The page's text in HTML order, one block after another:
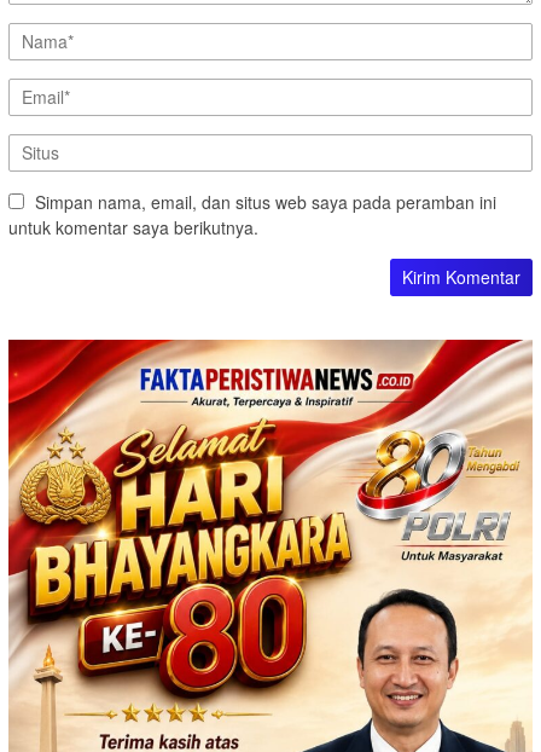
Simpan nama, email, dan situs web saya pada peramban ini
untuk komentar saya berikutnya.